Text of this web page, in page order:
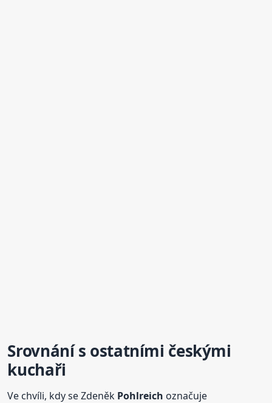
Srovnání s ostatními českými
kuchaři
Ve chvíli, kdy se Zdeněk Pohlreich označuje